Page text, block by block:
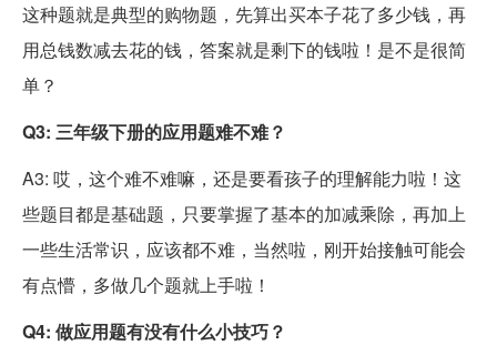
这种题就是典型的购物题，先算出买本子花了多少钱，再
用总钱数减去花的钱，答案就是剩下的钱啦！是不是很简
单？
Q3: 三年级下册的应用题难不难？
A3: 哎，这个难不难嘛，还是要看孩子的理解能力啦！这
些题目都是基础题，只要掌握了基本的加减乘除，再加上
一些生活常识，应该都不难，当然啦，刚开始接触可能会
有点懵，多做几个题就上手啦！
Q4: 做应用题有没有什么小技巧？